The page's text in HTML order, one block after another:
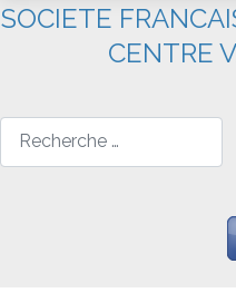
SOCIETE
CENTRE
Rechercher